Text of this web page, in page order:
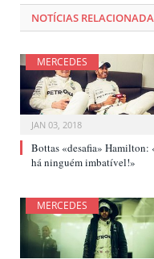
NOTÍCIAS
MERCEDES
JAN 03, 2018
Bottas «desafia» Hamilton:
há ninguém imbatível!»
MERCEDES